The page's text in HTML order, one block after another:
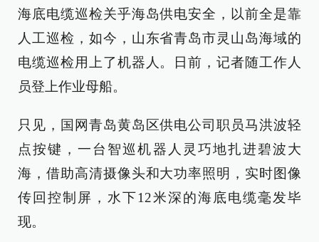
海底电缆巡检关乎海岛供电安全，以前全是靠
人工巡检，如今，山东省青岛市灵山岛海域的
电缆巡检用上了机器人。日前，记者随工作人
员登上作业母船。
只见，国网青岛黄岛区供电公司职员马洪波轻
点按键，一台智巡机器人灵巧地扎进碧波大
海，借助高清摄像头和大功率照明，实时图像
传回控制屏，水下12米深的海底电缆毫发毕
现。